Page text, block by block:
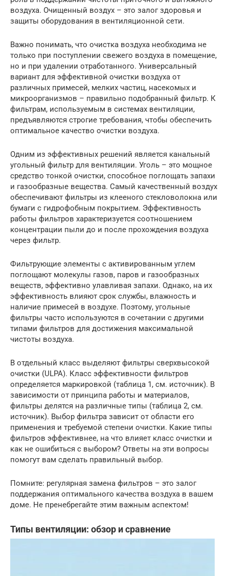
воздуха. Очищенный воздух – это залог здоровья и
защиты оборудования в вентиляционной сети.
Важно понимать, что очистка воздуха необходима не
только при поступлении свежего воздуха в помещение,
но и при удалении отработанного. Универсальный
вариант для эффективной очистки воздуха от
различных примесей, мелких частиц, насекомых и
микроорганизмов – правильно подобранный фильтр. К
фильтрам, используемым в системах вентиляции,
предъявляются строгие требования, чтобы обеспечить
оптимальное качество очистки воздуха.
Одним из эффективных решений является канальный
угольный фильтр для вентиляции. Уголь – это мощное
средство тонкой очистки, способное поглощать запахи
и газообразные вещества. Самый качественный воздух
обеспечивают фильтры из клееного стекловолокна или
бумаги с гидрофобным покрытием. Эффективность
работы фильтров характеризуется соотношением
концентрации пыли до и после прохождения воздуха
через фильтр.
Фильтрующие элементы с активированным углем
поглощают молекулы газов, паров и газообразных
веществ, эффективно улавливая запахи. Однако, на их
эффективность влияют срок службы, влажность и
наличие примесей в воздухе. Поэтому, угольные
фильтры часто используются в сочетании с другими
типами фильтров для достижения максимальной
чистоты воздуха.
В отдельный класс выделяют фильтры сверхвысокой
очистки (ULPA). Класс эффективности фильтров
определяется маркировкой (таблица 1, см. источник). В
зависимости от принципа работы и материалов,
фильтры делятся на различные типы (таблица 2, см.
источник). Выбор фильтра зависит от области его
применения и требуемой степени очистки. Какие типы
фильтров эффективнее, на что влияет класс очистки и
как не ошибиться с выбором? Ответы на эти вопросы
помогут вам сделать правильный выбор.
Помните: регулярная замена фильтров – это залог
поддержания оптимального качества воздуха в вашем
доме. Не пренебрегайте этим важным аспектом!
Типы вентиляции: обзор и сравнение